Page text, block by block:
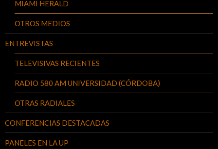
MIAMI HERALD
OTROS MEDIOS
ENTREVISTAS
TELEVISIVAS RECIENTES
RADIO 580 AM UNIVERSIDAD (CÓRDOBA)
OTRAS RADIALES
CONFERENCIAS DESTACADAS
PANELES EN LA UP